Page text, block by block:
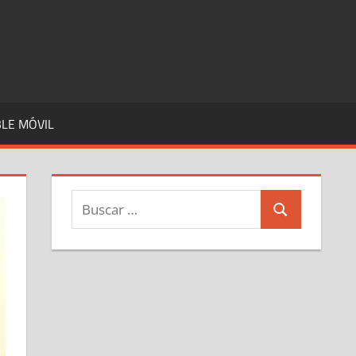
MÓVIL
Buscar:
Buscar